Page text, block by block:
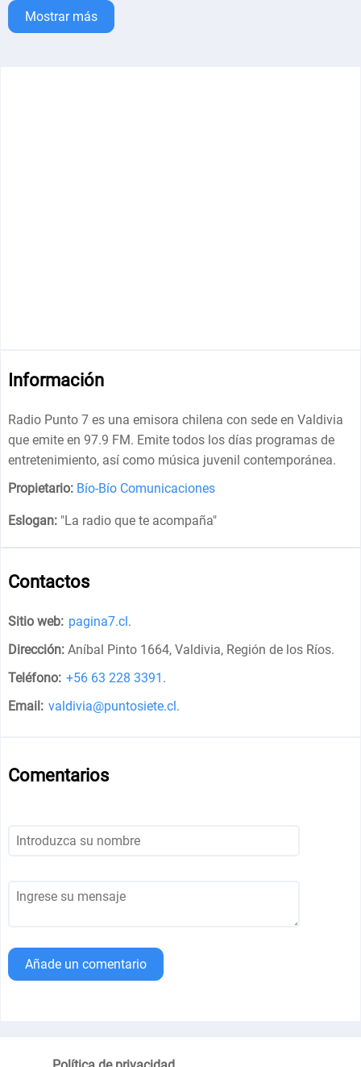
Mostrar más
Información
Radio Punto 7 es una emisora chilena con sede en Valdivia
que emite en 97.9 FM. Emite todos los días programas de
entretenimiento, así como música juvenil contemporánea.
Propietario: Bío-Bío Comunicaciones
Eslogan: "La radio que te acompaña"
Contactos
Sitio web: pagina7.cl.
Dirección: Aníbal Pinto 1664, Valdivia, Región de los Ríos.
Teléfono: +56 63 228 3391 .
Email: valdivia@puntosiete.cl.
Comentarios
Añade un comentario